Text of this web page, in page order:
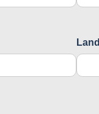
Land